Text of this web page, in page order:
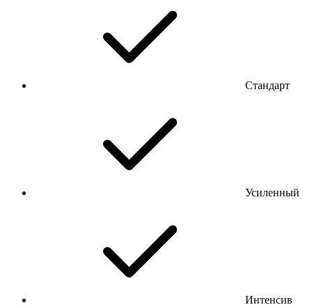
Стандарт
Усиленный
Интенсив